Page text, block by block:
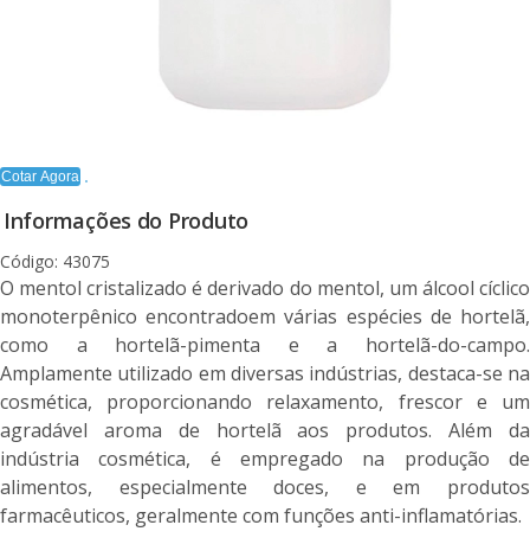
Cotar Agora
Informações do Produto
Código: 43075
O mentol cristalizado é derivado do mentol, um álcool cíclico
monoterpênico encontradoem várias espécies de hortelã,
como a hortelã-pimenta e a hortelã-do-campo.
Amplamente utilizado em diversas indústrias, destaca-se na
cosmética, proporcionando relaxamento, frescor e um
agradável aroma de hortelã aos produtos. Além da
indústria cosmética, é empregado na produção de
alimentos, especialmente doces, e em produtos
farmacêuticos, geralmente com funções anti-inflamatórias.